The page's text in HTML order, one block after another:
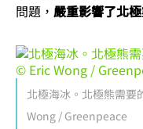
問題， 嚴重影響了北
北極海冰。北極熊需
Wong / Greenpeace